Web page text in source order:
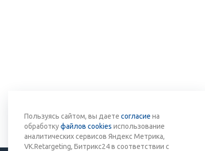
Вернуться к списку
Пользуясь сайтом, вы даете согласие на
обработкуфайлов cookies использование
аналитических сервисов Яндекс Метрика,
VK.Retargeting, Битрикс24 в соответствии с